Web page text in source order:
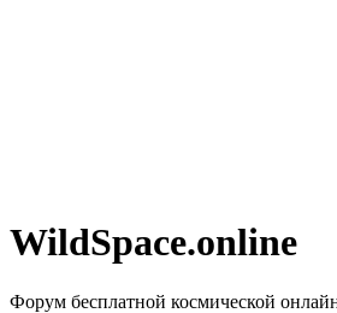
WildSpace.online
Форум бесплатной космической